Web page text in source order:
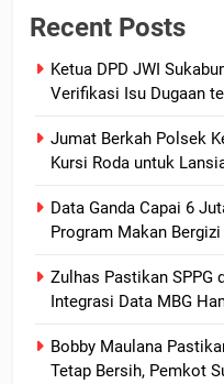
Recent Posts
Ketua DPD JWI
Verifikasi Isu Dugaan
Jumat Berkah Polsek
Kursi Roda untuk
Data Ganda Capai 6
Program Makan
Zulhas Pastikan SPPG
Integrasi Data MBG
Bobby Maulana
Tetap Bersih, Pemkot